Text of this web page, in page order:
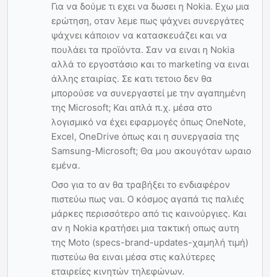
Για να δούμε τι εχει να δωσει η Nokia. Εχω μια
ερώτηση, οταν λεμε πως ψάχνει συνεργάτες
ψάχνει κάποιον να κατασκευάζει και να
πουλάει τα προϊόντα. Σαν να ειναι η Nokia
αλλά το εργοστάσιο και το marketing να ειναι
άλλης εταιρίας. Σε κατι τετοιο δεν θα
μπορούσε να συνεργαστεί με την αγαπημένη
της Microsoft; Και απλά π.χ. μέσα στο
λογισμικό να έχει εφαρμογές όπως OneNote,
Excel, OneDrive όπως και η συνεργασία της
Samsung-Microsoft; Θα μου ακουγόταν ωραιο
εμένα.
Οσο για το αν θα τραβήξει το ενδιαφέρον
πιστεύω πως ναι. Ο κόσμος αγαπά τις παλιές
μάρκες περισσότερο από τις καινούργιες. Και
αν η Nokia κρατήσει μια τακτική οπως αυτη
της Moto (specs-brand-updates-χαμηλή τιμή)
πιστεύω θα ειναι μέσα στις καλύτερες
εταιρείες κινητών τηλεφώνων.